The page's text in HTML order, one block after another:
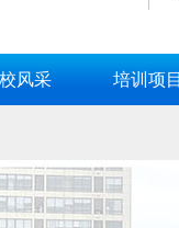
风采 培训项